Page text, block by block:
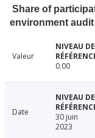
Share of
environment
Valeur
0.00
Date
30 juin
2023